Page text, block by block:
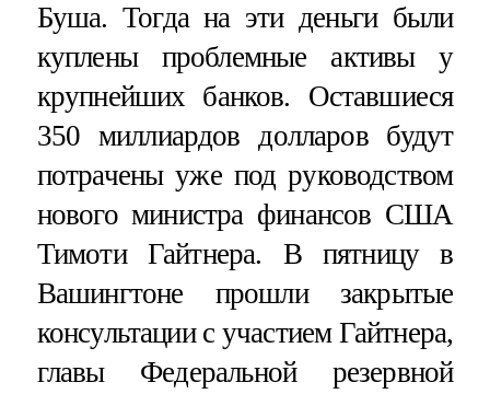
Буша. Тогда на эти деньги были
куплены проблемные активы у
крупнейших банков. Оставшиеся
350 миллиардов долларов будут
потрачены уже под руководством
нового министра финансов США
Тимоти Гайтнера. В пятницу в
Вашингтоне прошли закрытые
консультации с участием Гайтнера,
главы Федеральной резервной